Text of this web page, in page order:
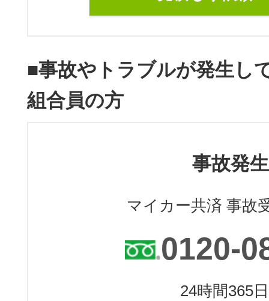
■事故やトラブルが発生し
組合員の方
事故発
マイカー共済 事故
0120-
24時間365